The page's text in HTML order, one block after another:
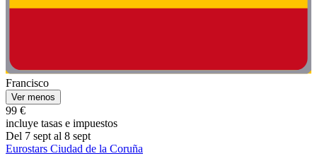
Francisco
Ver menos
99 €
incluye tasas e impuestos
Del 7 sept al 8 sept
Eurostars Ciudad de la Coruña